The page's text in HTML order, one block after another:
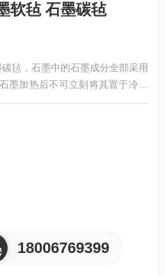
软毡 石墨碳毡
毡，石墨中的石墨成分全部采用
墨加热后不可立刻将其置于冷的
却而破裂。
18006769399